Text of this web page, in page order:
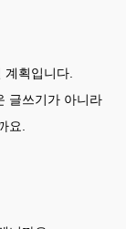
획입니다.
글쓰기가 아니라
요.